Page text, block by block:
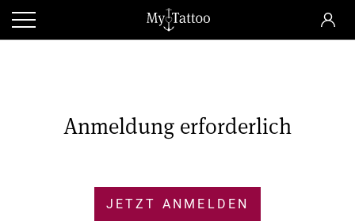
Anmeldung erforderlich
JETZT ANMELDEN